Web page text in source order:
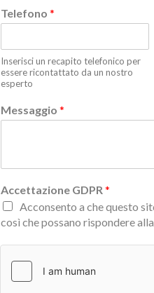
Telefono *
Inserisci un recapito telefonico per
essere ricontattato da un nostro
esperto
Messaggio *
Accettazione GDPR *
Acconsento a che questo
così che possano rispondere